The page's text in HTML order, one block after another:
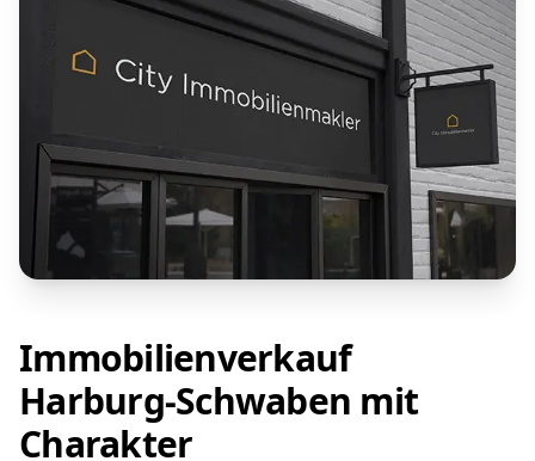
Immobilienverkauf
Harburg-Schwaben mit
Charakter